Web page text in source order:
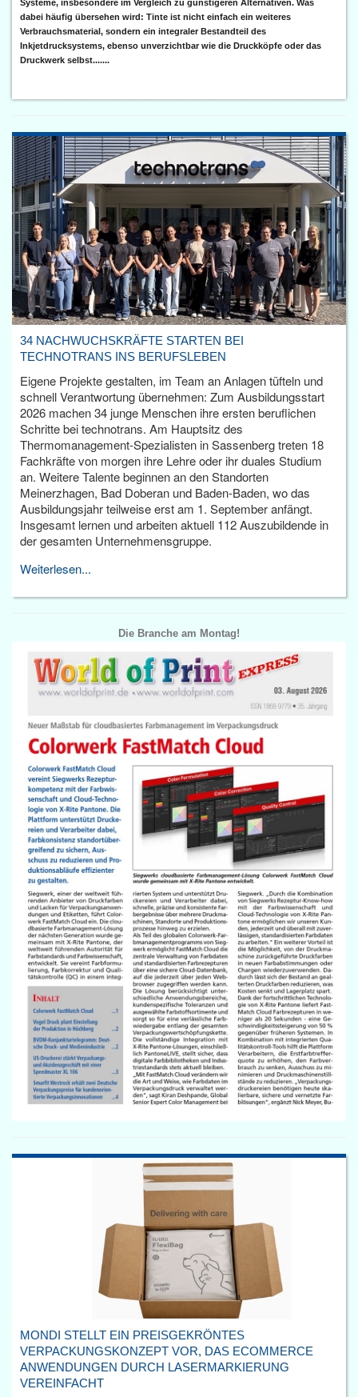
Systeme, insbesondere im Vergleich zu günstigeren Alternativen. Was
dabei häufig übersehen wird: Tinte ist nicht einfach ein weiteres
Verbrauchsmaterial, sondern ein integraler Bestandteil des
Inkjetdrucksystems, ebenso unverzichtbar wie die Druckköpfe oder das
Druckwerk selbst.......
34 NACHWUCHSKRÄFTE STARTEN BEI
TECHNOTRANS INS BERUFSLEBEN
Eigene Projekte gestalten, im Team an Anlagen tüfteln und
schnell Verantwortung übernehmen: Zum Ausbildungsstart
2026 machen 34 junge Menschen ihre ersten beruflichen
Schritte bei technotrans. Am Hauptsitz des
Thermomanagement-Spezialisten in Sassenberg treten 18
Fachkräfte von morgen ihre Lehre oder ihr duales Studium
an. Weitere Talente beginnen an den Standorten
Meinerzhagen, Bad Doberan und Baden-Baden, wo das
Ausbildungsjahr teilweise erst am 1. September anfängt.
Insgesamt lernen und arbeiten aktuell 112 Auszubildende in
der gesamten Unternehmensgruppe.
Weiterlesen...
Die Branche am Montag!
MONDI STELLT EIN PREISGEKRÖNTES
VERPACKUNGSKONZEPT VOR, DAS ECOMMERCE
ANWENDUNGEN DURCH LASERMARKIERUNG
VEREINFACHT